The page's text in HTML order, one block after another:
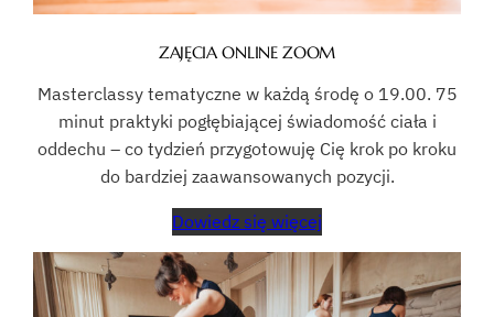
ZAJĘCIA ONLINE ZOOM
Masterclassy tematyczne w każdą środę o 19.00. 75
minut praktyki pogłębiającej świadomość ciała i
oddechu – co tydzień przygotowuję Cię krok po kroku
do bardziej zaawansowanych pozycji.
Dowiedz się więcej